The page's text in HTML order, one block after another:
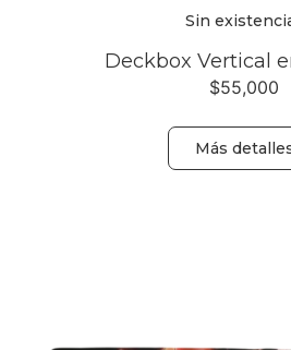
Sin
Deckbox Vertical
$55,000
Más